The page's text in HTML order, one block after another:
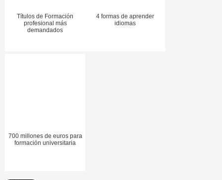
Títulos de Formación
profesional más
demandados
4 formas de aprender
idiomas
700 millones de euros para
formación universitaria